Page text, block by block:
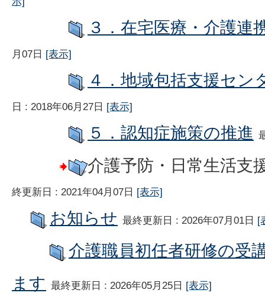
３．在宅医療・介護連
月07日 [表示]
４．地域包括支援セン
日 : 2018年06月27日 [表示]
５．認知症施策の推進
介護予防・日常生活支
終更新日 : 2021年04月07日 [表示]
お知らせ 最終更新日 : 2026年07月01日 [
介護職員初任者研修の受
ます 最終更新日 : 2026年05月25日 [表示]